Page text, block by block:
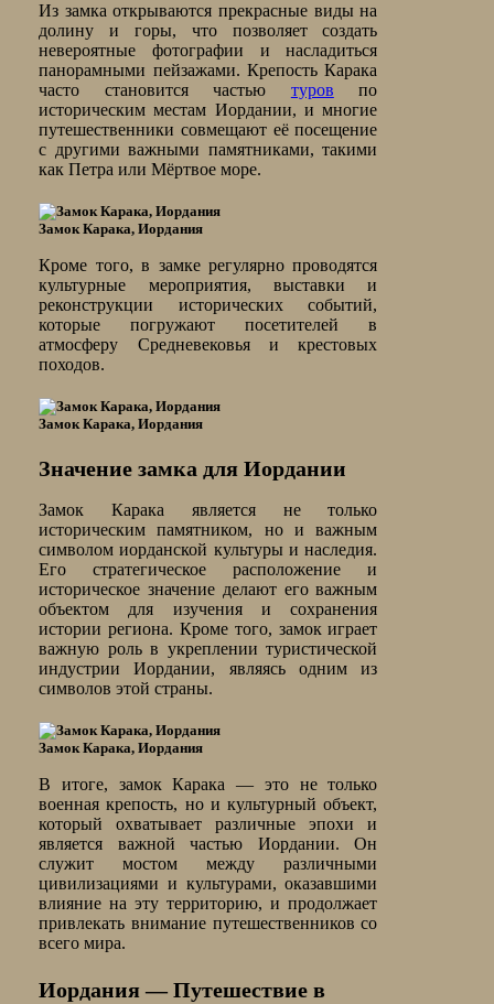
Из замка открываются прекрасные виды на
долину и горы, что позволяет создать
невероятные фотографии и насладиться
панорамными пейзажами. Крепость Карака
часто становится частью туров по
историческим местам Иордании, и многие
путешественники совмещают её посещение
с другими важными памятниками, такими
как Петра или Мёртвое море.
Замок Карака, Иордания
Кроме того, в замке регулярно проводятся
культурные мероприятия, выставки и
реконструкции исторических событий,
которые погружают посетителей в
атмосферу Средневековья и крестовых
походов.
Замок Карака, Иордания
Значение замка для Иордании
Замок Карака является не только
историческим памятником, но и важным
символом иорданской культуры и наследия.
Его стратегическое расположение и
историческое значение делают его важным
объектом для изучения и сохранения
истории региона. Кроме того, замок играет
важную роль в укреплении туристической
индустрии Иордании, являясь одним из
символов этой страны.
Замок Карака, Иордания
В итоге, замок Карака — это не только
военная крепость, но и культурный объект,
который охватывает различные эпохи и
является важной частью Иордании. Он
служит мостом между различными
цивилизациями и культурами, оказавшими
влияние на эту территорию, и продолжает
привлекать внимание путешественников со
всего мира.
Иордания — Путешествие в